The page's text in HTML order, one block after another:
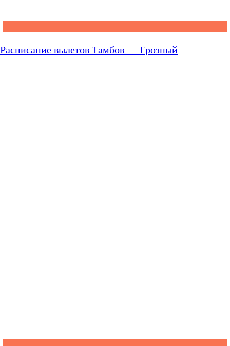
Расписание вылетов Тамбов — Грозный